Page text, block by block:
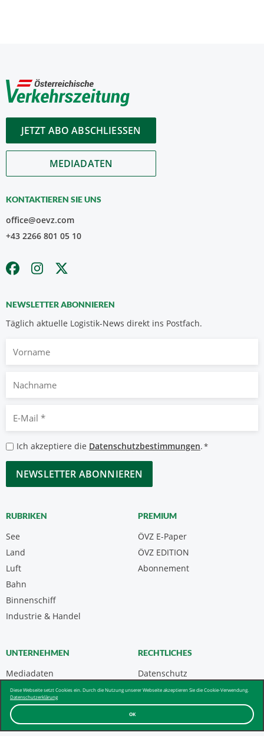
OK
Diese Webseite setzt Cookies ein. Durch die Nutzung unserer Webseite akzeptieren Sie die Cookie-Verwendung.
Datenschutzerklärung
JETZT ABO ABSCHLIESSEN
MEDIADATEN
KONTAKTIEREN SIE UNS
office@oevz.com
+43 2266 801 05 10
NEWSLETTER ABONNIEREN
Täglich aktuelle Logistik-News direkt ins Postfach.
Nachname
Mail
Datenschutzbestimmungen
*
Ich akzeptiere die Datenschutzbestimmungen.*
CAPTCHA
RUBRIKEN
See
Land
Luft
Bahn
Binnenschiff
Industrie & Handel
PREMIUM
ÖVZ E-Paper
Abonnement
ÖVZ EDITION
UNTERNEHMEN
Mediadaten
Kontakt
Über uns & AGB
RECHTLICHES
Datenschutz
Impressum